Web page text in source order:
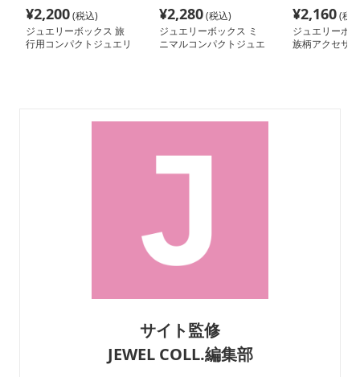
¥2,200(税込)
ジュエリーボックス 旅
行用コンパクトジュエリ
¥2,280(税込)
ジュエリーボックス ミ
ニマルコンパクトジュエ
¥2,160(税
ジュエリーボ
族柄アクセサ
サイト監修
JEWEL COLL.編集部